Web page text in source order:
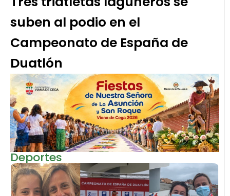
suben al podio en el
Campeonato de España de
Duatlón
Deportes